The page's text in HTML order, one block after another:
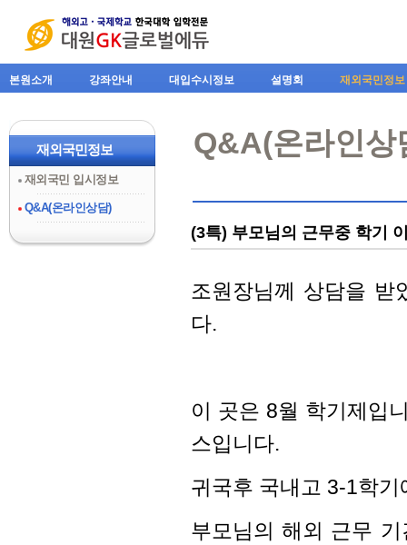
본원소개 강좌안내 대입수시정보 설명회 재외국민정보
재외국민정보
재외국민 입시정보
Q&A(온라인상담)
Q&A(온라인상
(3특) 부모님의 근무중 학기
조원장님께 상담을 받
다.
이 곳은 8월 학기제입
스입니다.
귀국후 국내고 3-1학
부모님의 해외 근무